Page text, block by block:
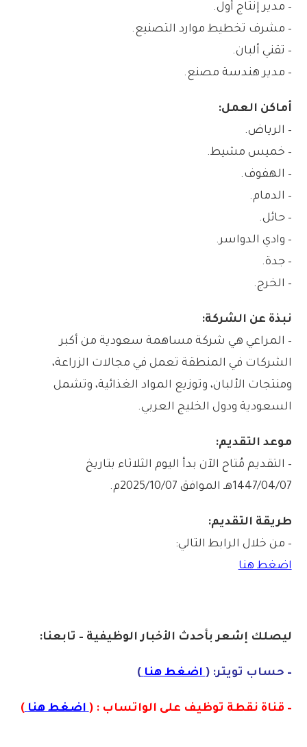
– مدير إنتاج أول.
– مشرف تخطيط موارد التصنيع.
– تقني ألبان.
– مدير هندسة مصنع.
أماكن العمل:
– الرياض.
– خميس مشيط.
– الهفوف.
– الدمام.
– حائل.
– وادي الدواسر.
– جدة.
– الخرج.
نبذة عن الشركة:
– المراعي هي شركة مساهمة سعودية من أكبر
الشركات في المنطقة تعمل في مجالات الزراعة،
ومنتجات الألبان، وتوزيع المواد الغذائية، وتشمل
السعودية ودول الخليج العربي.
موعد التقديم:
– التقديم مُتاح الآن بدأ اليوم الثلاثاء بتاريخ
1447/04/07هـ الموافق 2025/10/07م.
طريقة التقديم:
– من خلال الرابط التالي:
اضغط هنا
ليصلك إشعربأحدث الأخبار الوظيفية – تابعنا:
– حساب تويتر: ( اضغط هنا )
– قناة نقطة توظيف على الواتساب : ( اضغط هنا )